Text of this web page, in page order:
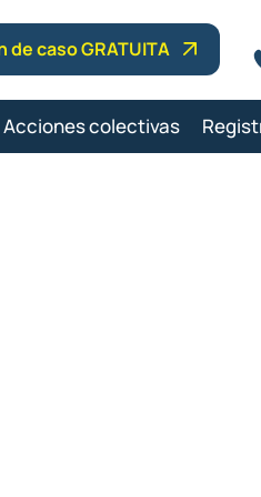
de caso GRATUITA
Acciones colectivas